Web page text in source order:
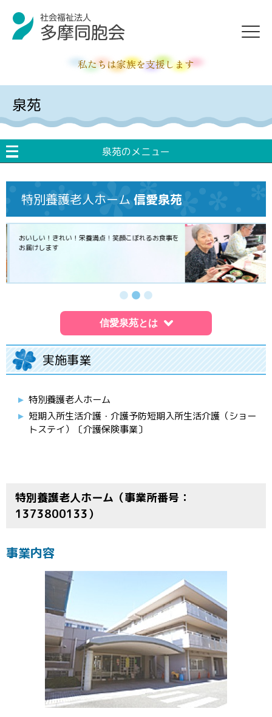
私たちは家族を支援します
泉苑
泉苑のメニュー
特別養護老人ホーム 信愛泉苑
おいしい！きれい！栄養満点！ 笑顔こぼれるお食事を
お届けします
信愛泉苑とは
実施事業
特別養護老人ホーム
短期入所生活介護・介護予防短期入所生活介護（ショー
トステイ）〔介護保険事業〕
特別養護老人ホーム（事業所番号：
1373800133）
事業内容